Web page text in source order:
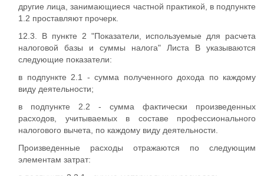
другие лица, занимающиеся частной практикой, в подпункте
1.2 проставляют прочерк.
12.3. В пункте 2 "Показатели, используемые для расчета
налоговой базы и суммы налога" Листа В указываются
следующие показатели:
в подпункте 2.1 - сумма полученного дохода по каждому
виду деятельности;
в подпункте 2.2 - сумма фактически произведенных
расходов, учитываемых в составе профессионального
налогового вычета, по каждому виду деятельности.
Произведенные расходы отражаются по следующим
элементам затрат: